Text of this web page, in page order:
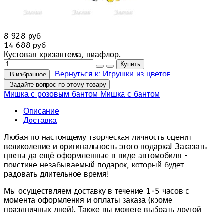
8 928 руб
14 688 руб
Кустовая хризантема, пиафлор.
В избранное Вернуться к: Игрушки из цветов
Задайте вопрос по этому товару
Мишка с розовым бантом Мишка с бантом
Описание
Доставка
Любая по настоящему творческая личность оценит
великолепие и оригинальность этого подарка! Заказать
цветы да ещё оформленные в виде автомобиля -
поистине незабываемый подарок, который будет
радовать длительное время!
Мы осуществляем доставку в течение 1-5 часов с
момента оформления и оплаты заказа (кроме
праздничных дней). Также вы можете выбрать другой